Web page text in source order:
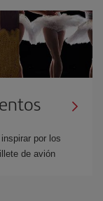
por los
de avión